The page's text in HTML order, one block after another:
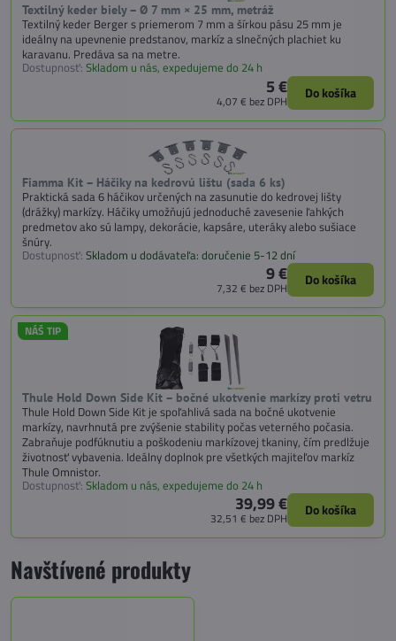
Textilný keder biely – Ø 7 mm × 25 mm, metráž
Textilný keder Berger s priemerom 7 mm a šírkou pásu 25 mm je
ideálny na upevnenie predstanov, markíz a slnečných plachiet ku
karavanu. Predáva sa na metre.
Dostupnosť: Skladom u nás, expedujeme do 24 h
5 €
4,07 € bez DPH Do košíka
Fiamma Kit – Háčiky na kedrovú lištu (sada 6 ks)
Praktická sada 6 háčikov určených na zasunutie do kedrovej lišty
(drážky) markízy. Háčiky umožňujú jednoduché zavesenie ľahkých
predmetov ako sú lampy, dekorácie, kapsáre, uteráky alebo sušiace
šnúry.
Dostupnosť: Skladom u dodávateľa: doručenie 5-12 dní
9 €
7,32 € bez DPH Do košíka
Thule Hold Down Side Kit – bočné ukotvenie markízy proti vetru
NÁŠ TIP
Thule Hold Down Side Kit je spoľahlivá sada na bočné ukotvenie
markízy, navrhnutá pre zvýšenie stability počas veterného počasia.
Zabraňuje podfúknutiu a poškodeniu markízovej tkaniny, čím predlžuje
životnosť vybavenia. Ideálny doplnok pre všetkých majiteľov markíz
Thule Omnistor.
Dostupnosť: Skladom u nás, expedujeme do 24 h
39,99 €
32,51 € bez DPH Do košíka
Navštívené produkty